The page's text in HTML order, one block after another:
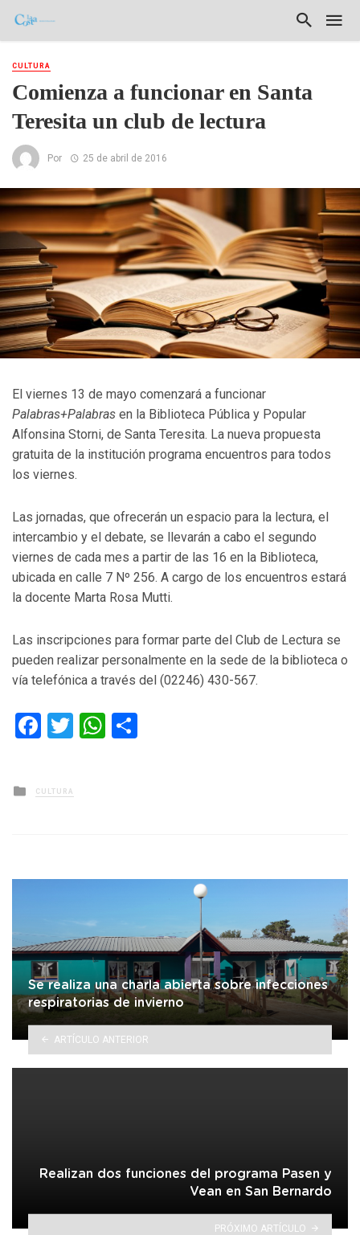
CULTURA
Comienza a funcionar en Santa
Teresita un club de lectura
Por 25 de abril de 2016
El viernes 13 de mayo comenzará a funcionar
Palabras+Palabras en la Biblioteca Pública y Popular
Alfonsina Storni, de Santa Teresita. La nueva propuesta
gratuita de la institución programa encuentros para todos
los viernes.
Las jornadas, que ofrecerán un espacio para la lectura, el
intercambio y el debate, se llevarán a cabo el segundo
viernes de cada mes a partir de las 16 en la Biblioteca,
ubicada en calle 7 Nº 256. A cargo de los encuentros estará
la docente Marta Rosa Mutti.
Las inscripciones para formar parte del Club de Lectura se
pueden realizar personalmente en la sede de la biblioteca o
vía telefónica a través del (02246) 430-567.
Facebook
TwitterWhatsApp
Posted
in
CULTURA
Se realiza una charla abierta sobre infecciones
respiratorias de invierno
ARTÍCULO ANTERIOR
Realizan dos funciones del programa Pasen y
Vean en San Bernardo
PRÓXIMO ARTÍCULO